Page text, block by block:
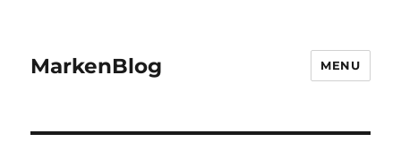
MarkenBlog MENU